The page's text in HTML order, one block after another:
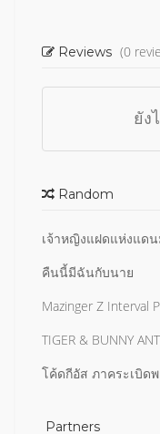
Reviews (0
ยัง
Random
เจ้าหญิงแฝดแห่งแด
คืนนี้มีฉันกับนาย
Mazinger Z Interval
TIGER & BUNNY
โค้ดกีอัส ภาคระเบิด
Partners